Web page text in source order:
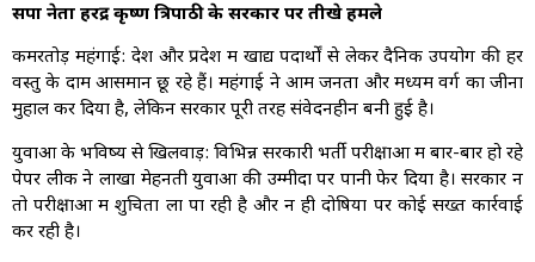
सपा नेता हरेंद्र कृष्ण त्रिपाठी के सरकार पर तीखे हमले
कमरतोड़ महंगाई: देश और प्रदेश में खाद्य पदार्थों से लेकर दैनिक उपयोग की हर
वस्तु के दाम आसमान छू रहे हैं। महंगाई ने आम जनता और मध्यम वर्ग का जीना
मुहाल कर दिया है, लेकिन सरकार पूरी तरह संवेदनहीन बनी हुई है।
युवाओं के भविष्य से खिलवाड़: विभिन्न सरकारी भर्ती परीक्षाओं में बार-बार हो रहे
पेपर लीक ने लाखों मेहनती युवाओं की उम्मीदों पर पानी फेर दिया है। सरकार न
तो परीक्षाओं में शुचिता ला पा रही है और न ही दोषियों पर कोई सख्त कार्रवाई
कर रही है।